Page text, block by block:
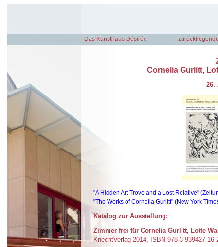
Das Kunsthaus Désirée
Cornelia Gurlitt,
26.
"A Hidden Art Trove and a Lost Relative"
"The Works of Cornelia Gurlitt" (New York
Katalog zur Ausstellung:
Zimmer frei für Cornelia Gurlitt, Lotte
KnechtVerlag 2014, ISBN 978-3-939427-